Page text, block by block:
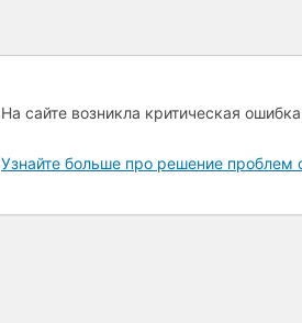
На сайте возникла критическая
Узнайте больше про решение проблем